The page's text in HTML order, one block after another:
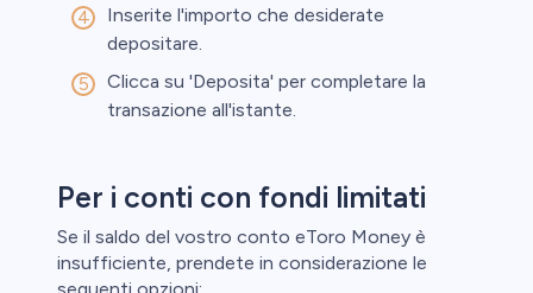
Inserite l'importo che desiderate
depositare.
Clicca su 'Deposita' per completare la
transazione all'istante.
Per i conti con fondi limitati
Se il saldo del vostro conto eToro Money è
insufficiente, prendete in considerazione le